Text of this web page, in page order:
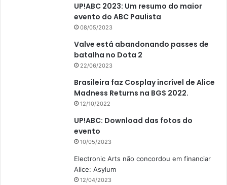
UP!ABC 2023: Um resumo do maior
evento do ABC Paulista
08/05/2023
Valve está abandonando passes de
batalha no Dota 2
22/06/2023
Brasileira faz Cosplay incrível de Alice
Madness Returns na BGS 2022.
12/10/2022
UP!ABC: Download das fotos do
evento
10/05/2023
Electronic Arts não concordou em financiar
Alice: Asylum
12/04/2023